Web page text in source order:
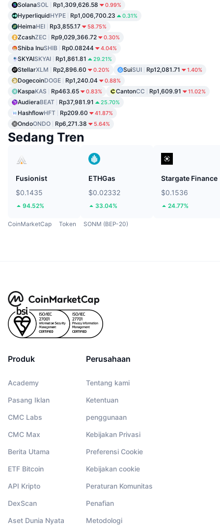
SolanaSOL Rp1,309,626.58 0.99%
HyperliquidHYPE Rp1,006,700.23 0.31%
HeimaHEI Rp3,855.17 58.75%
ZcashZEC Rp9,029,366.72 0.30%
Shiba InuSHIB Rp0.08244 4.04%
SKYAISKYAI Rp1,861.81 29.21%
StellarXLM Rp2,896.60 0.20% SuiSUI Rp12,081.71 1.40%
DogecoinDOGE Rp1,240.04 0.88%
KaspaKAS Rp463.65 0.83% CantonCC Rp1,609.91 11.02%
AudieraBEAT Rp37,981.91 25.70%
HashflowHFT Rp209.60 41.87%
OndoONDO Rp6,271.38 5.64%
Sedang Tren
Fusionist
$0.1435
94.52%
ETHGas
$0.02332
33.04%
Stargate Finance
$0.1536
24.77%
CoinMarketCap Token SONM (BEP-20)
Produk
Academy
Pasang Iklan
CMC Labs
CMC Max
Berita Utama
ETF Bitcoin
API Kripto
DexScan
Aset Dunia Nyata
Perusahaan
Tentang kami
Ketentuan
penggunaan
Kebijakan Privasi
Preferensi Cookie
Kebijakan cookie
Peraturan Komunitas
Penafian
Metodologi